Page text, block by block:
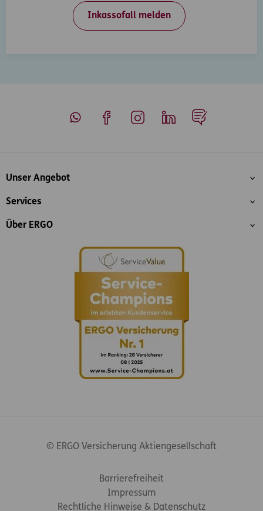
Inkassofall melden
Inhaltsübersicht
Unser Angebot
Services
Über ERGO
© ERGO Versicherung Aktiengesellschaft
Barrierefreiheit
Impressum
Rechtliche Hinweise & Datenschutz